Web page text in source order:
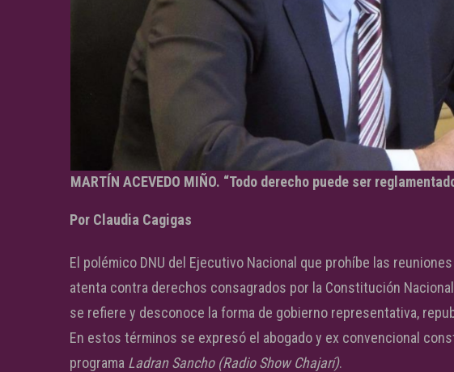
MARTÍN ACEVEDO MIÑO. “Todo derecho puede ser
Por Claudia Cagigas
El polémico DNU del Ejecutivo Nacional que prohíbe las
atenta contra derechos consagrados por la Constitución
se refiere y desconoce la forma de gobierno representativa,
En estos términos se expresó el abogado y ex convencional
programa Ladran Sancho (Radio Show Chajarí).